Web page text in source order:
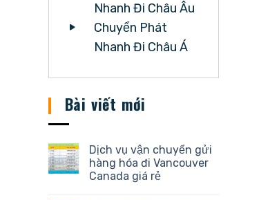
Nhanh Đi Châu Âu
Chuyển Phát
Nhanh Đi Châu Á
Bài viết mới
Dịch vụ vận chuyển gửi
hàng hóa đi Vancouver
Canada giá rẻ